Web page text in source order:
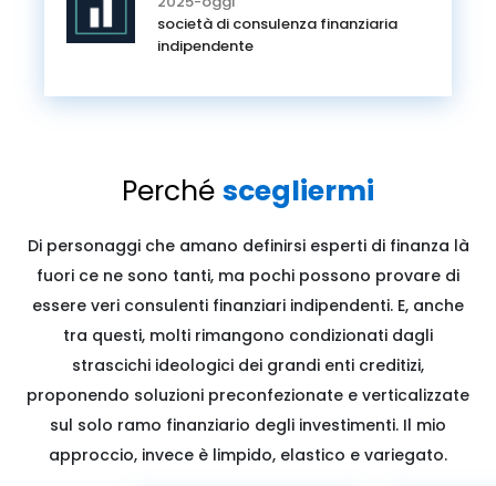
società di consulenza finanziaria
indipendente
Perché scegliermi
Di personaggi che amano definirsi esperti di finanza là
fuori ce ne sono tanti, ma pochi possono provare di
essere veri consulenti finanziari indipendenti. E, anche
tra questi, molti rimangono condizionati dagli
strascichi ideologici dei grandi enti creditizi,
proponendo soluzioni preconfezionate e verticalizzate
sul solo ramo finanziario degli investimenti. Il mio
approccio, invece è limpido, elastico e variegato.